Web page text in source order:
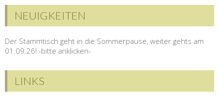
NEUIGKEITEN
Der Stammtisch geht in die Sommerpause, weiter gehts am
01.09.26! -bitte anklicken-
LINKS